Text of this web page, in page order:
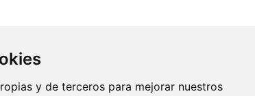
y de terceros para mejorar nuestros
Contacto
Av. Monforte de Lemos, 3-5. Pabellón